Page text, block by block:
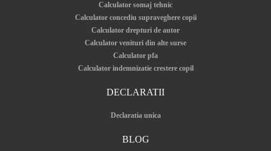
Calculator somaj tehnic
Calculator concediu supraveghere copii
Calculator drepturi de autor
Calculator venituri din alte surse
Calculator pfa
Calculator indemnizatie crestere copil
DECLARATII
Declaratia unica
BLOG